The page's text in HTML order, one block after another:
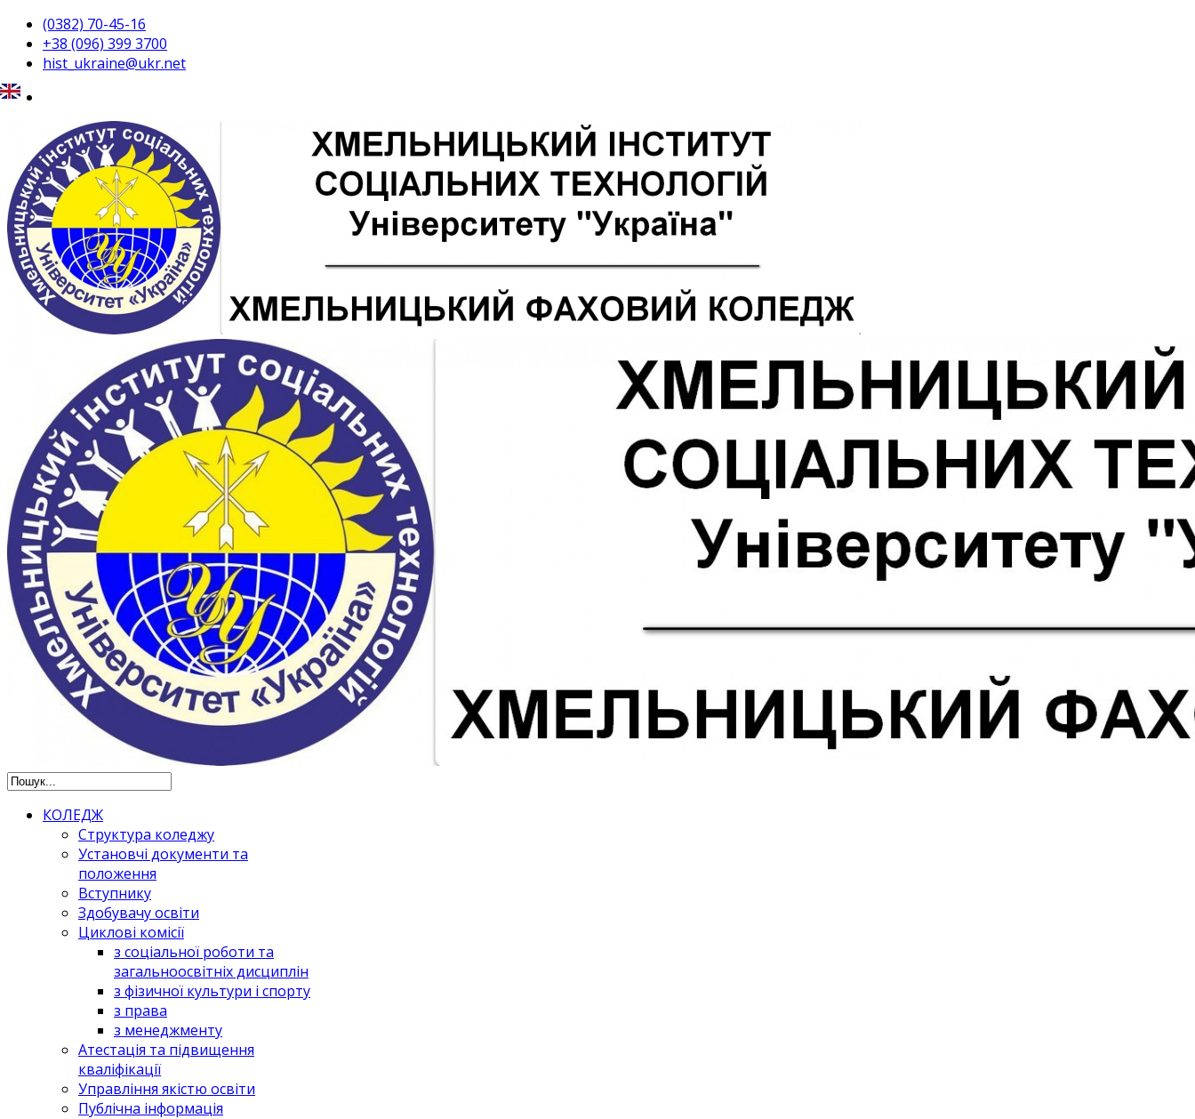
(0382) 70-45-16
+38 (096) 399 3700
hist_ukraine@ukr.net
КОЛЕДЖ
Структура коледжу
Установчі документи та
положення
Вступнику
Здобувачу освіти
Циклові комісії
з соціальної роботи та
загальноосвітніх дисциплін
з фізичної культури і спорту
з права
з менеджменту
Атестація та підвищення
кваліфікації
Управління якістю освіти
Публічна інформація